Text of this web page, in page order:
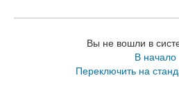
Вы не вошли в
В начало
Переключить на